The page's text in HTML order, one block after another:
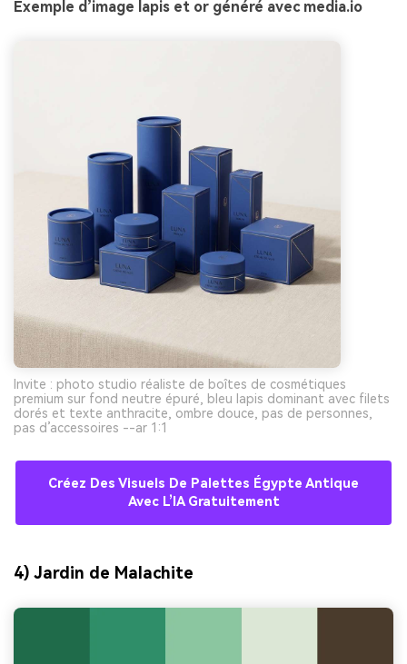
Exemple d’image lapis et or généré avec media.io
Invite : photo studio réaliste de boîtes de cosmétiques
premium sur fond neutre épuré, bleu lapis dominant avec filets
dorés et texte anthracite, ombre douce, pas de personnes,
pas d’accessoires --ar 1:1
Créez Des Visuels De Palettes Égypte Antique
Avec L’IA Gratuitement
4) Jardin de Malachite